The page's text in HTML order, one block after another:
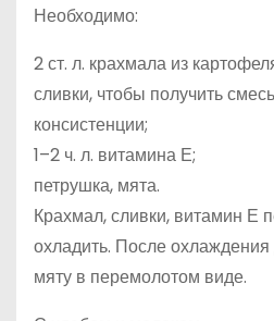
Необходимо:
2 ст. л. крахмала из
сливки, чтобы получить
консистенции;
1–2 ч. л. витамина Е;
петрушка, мята.
Крахмал, сливки, витамин Е
охладить. После
мяту в перемолотом виде.